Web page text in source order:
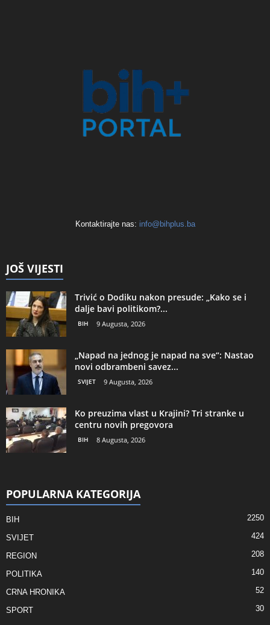
Kontaktirajte nas: info@bihplus.ba
JOŠ VIJESTI
Trivić o Dodiku nakon presude: „Kako se i
dalje bavi politikom?...
BIH 9 Augusta, 2026
„Napad na jednog je napad na sve“: Nastao
novi odbrambeni savez...
SVIJET 9 Augusta, 2026
Ko preuzima vlast u Krajini? Tri stranke u
centru novih pregovora
BIH 8 Augusta, 2026
POPULARNA KATEGORIJA
BIH 2250
SVIJET 424
REGION 208
POLITIKA 140
CRNA HRONIKA 52
SPORT 30